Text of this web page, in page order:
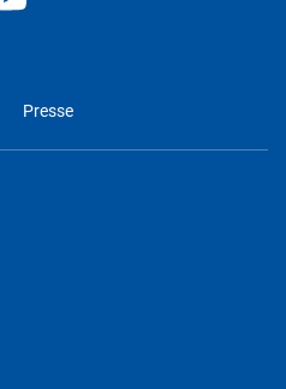
Presse